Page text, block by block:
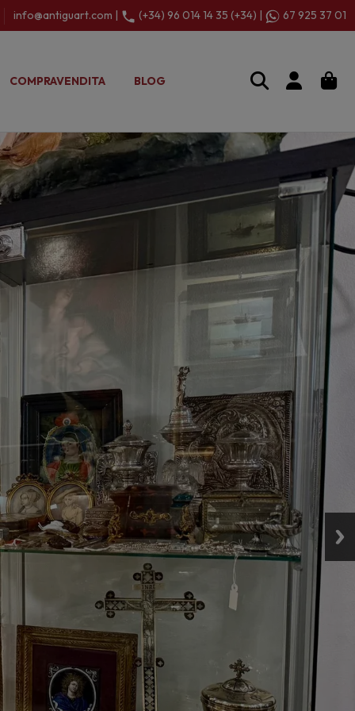
info@antiguart.com | (+34) 96 014 14 35 (+34) | 67 925 37 01
COMPRAVENDITA BLOG